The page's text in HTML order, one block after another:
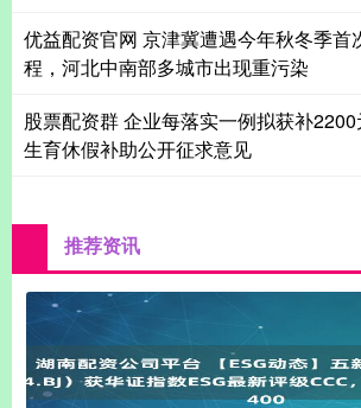
优益配资官网 京津冀遭遇今年秋冬季首
程，河北中南部多城市出现重污染
股票配资群 企业每落实一例拟获补
生育休假补助公开征求意见
推荐资讯